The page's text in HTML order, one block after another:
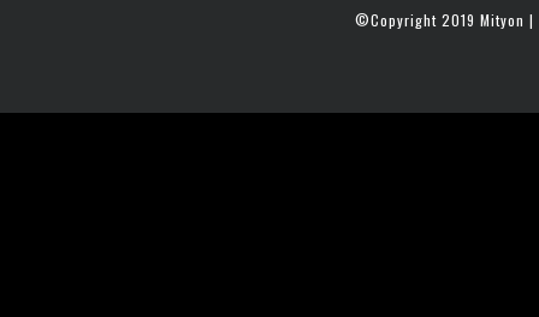
©Copyright 2019 Mityon